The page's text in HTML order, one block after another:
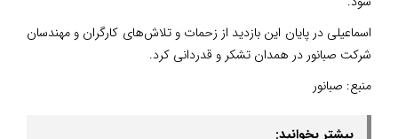
اسماعیلی در پایان این بازدید از زحمات و تلاش‌های کارگران و مهندسان
شرکت صبانور در همدان تشکر و قدردانی کرد.
منبع: صبانور
بیشتر بخوانید: